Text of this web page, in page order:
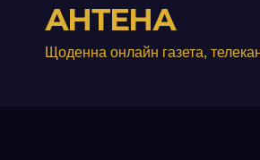
АНТЕНА
Щоденна онлайн газета,